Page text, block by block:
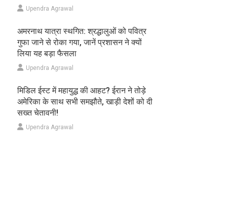
Upendra Agrawal
अमरनाथ यात्रा स्थगित: श्रद्धालुओं को पवित्र
गुफा जाने से रोका गया, जानें प्रशासन ने क्यों
लिया यह बड़ा फैसला
Upendra Agrawal
मिडिल ईस्ट में महायुद्ध की आहट? ईरान ने तोड़े
अमेरिका के साथ सभी समझौते, खाड़ी देशों को दी
सख्त चेतावनी!
Upendra Agrawal